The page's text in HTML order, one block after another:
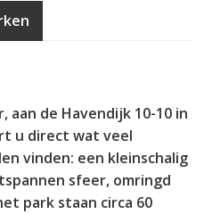
aan de Havendijk 10-10 in
u direct wat veel
vinden: een kleinschalig
sfeer, omringd
park staan circa 60